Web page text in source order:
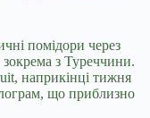
помідори через
з Туреччини.
наприкінці тижня
що приблизно